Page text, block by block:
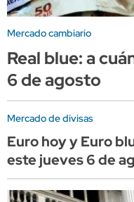
Mercado cambiario
Real blue: a
6 de agosto
Mercado de divisas
Euro hoy y Euro
este jueves 6 de